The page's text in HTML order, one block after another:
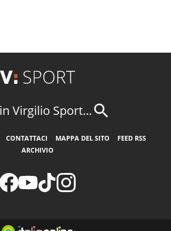
Virgilio Sport...
CONTATTACI MAPPA DEL SITO
FEED RSS
ARCHIVIO